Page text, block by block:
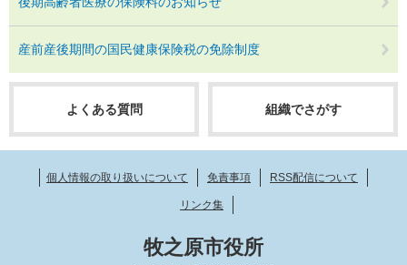
産前産後期間の国民健康保険税の免除制度
よくある質問 組織でさがす
個人情報の取り扱いについて 免責事項 RSS配信について
リンク集
牧之原市役所